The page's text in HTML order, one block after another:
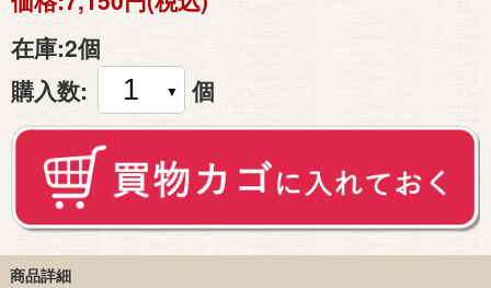
在庫:2個
購入数:
個
商品詳細